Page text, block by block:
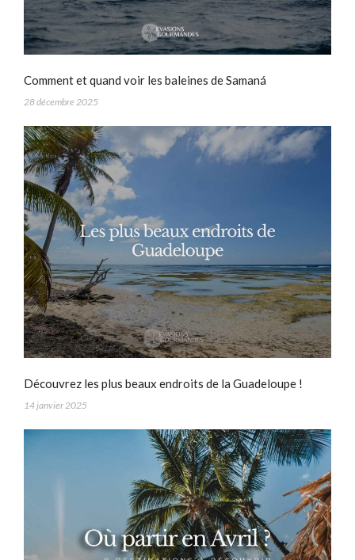
Comment et quand voir les baleines de Samaná
28 décembre 2025
Découvrez les plus beaux endroits de la Guadeloupe !
14 janvier 2025